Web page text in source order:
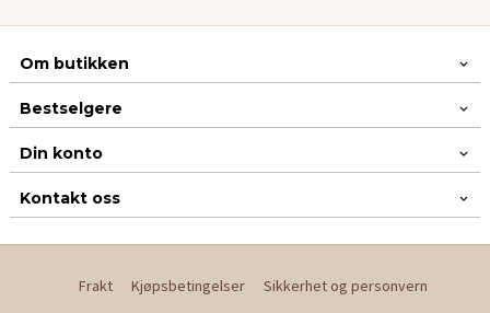
Om butikken
Bestselgere
Din konto
Kontakt oss
Frakt Kjøpsbetingelser Sikkerhet og personvern